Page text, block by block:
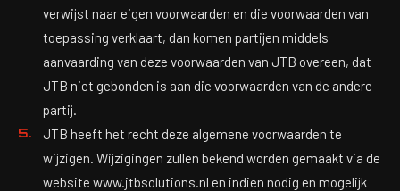
verwijst naar eigen voorwaarden en die voorwaarden van
toepassing verklaart, dan komen partijen middels
aanvaarding van deze voorwaarden van JTB overeen, dat
JTB niet gebonden is aan die voorwaarden van de andere
partij.
JTB heeft het recht deze algemene voorwaarden te
wijzigen. Wijzigingen zullen bekend worden gemaakt via de
website www.jtbsolutions.nl en indien nodig en mogelijk